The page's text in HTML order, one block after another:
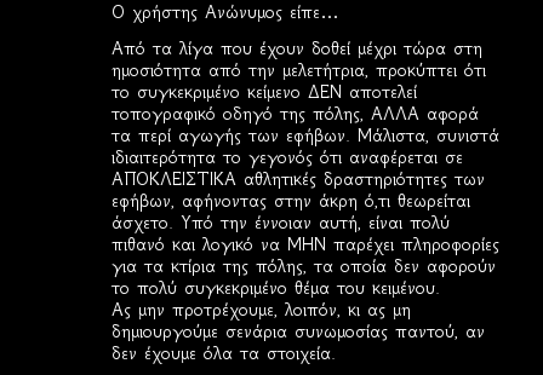
Ο χρήστης Ανώνυμος είπε…
Από τα λίγα που έχουν δοθεί μέχρι τώρα στη
ημοσιότητα από την μελετήτρια, προκύπτει ότι
το συγκεκριμένο κείμενο ΔΕΝ αποτελεί
τοπογραφικό οδηγό της πόλης, ΑΛΛΑ αφορά
τα περί αγωγής των εφήβων. Μάλιστα, συνιστά
ιδιαιτερότητα το γεγονός ότι αναφέρεται σε
ΑΠΟΚΛΕΙΣΤΙΚΑ αθλητικές δραστηριότητες των
εφήβων, αφήνοντας στην άκρη ό,τι θεωρείται
άσχετο. Υπό την έννοιαν αυτή, είναι πολύ
πιθανό και λογικό να ΜΗΝ παρέχει πληροφορίες
για τα κτίρια της πόλης, τα οποία δεν αφορούν
το πολύ συγκεκριμένο θέμα του κειμένου.
Ας μην προτρέχουμε, λοιπόν, κι ας μη
δημιουργούμε σενάρια συνωμοσίας παντού, αν
δεν έχουμε όλα τα στοιχεία.